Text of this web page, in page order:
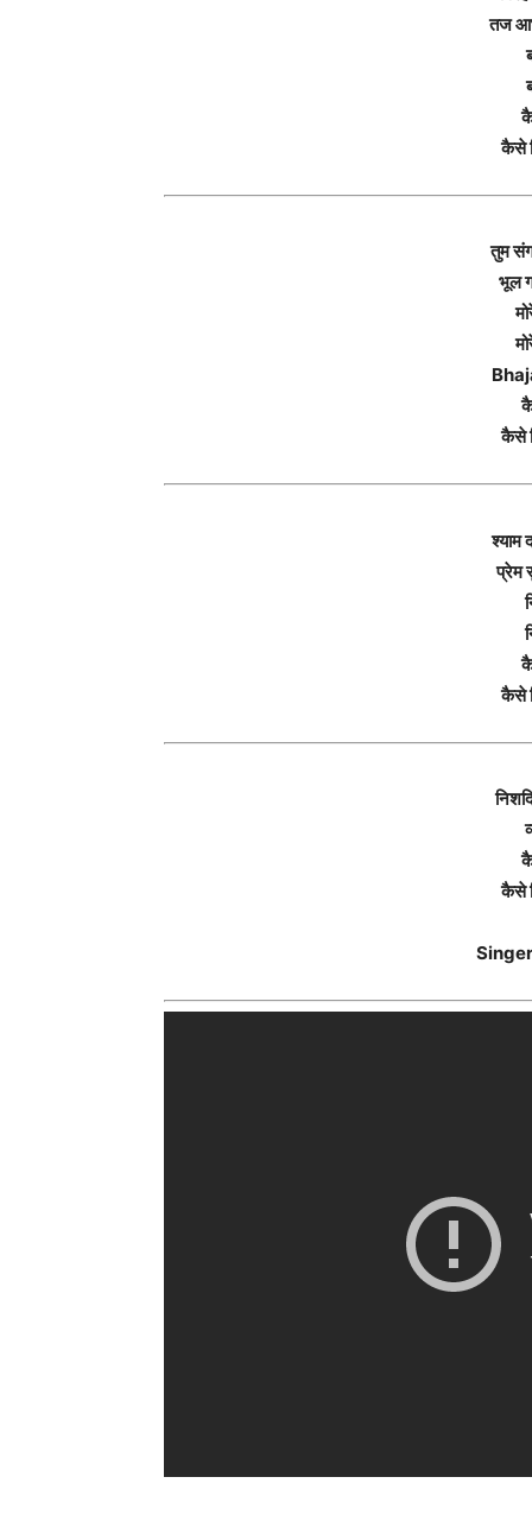
तज
कैसे
तुम
भूल
कैसे
श्याम
प्रेम
कैसे
कैसे